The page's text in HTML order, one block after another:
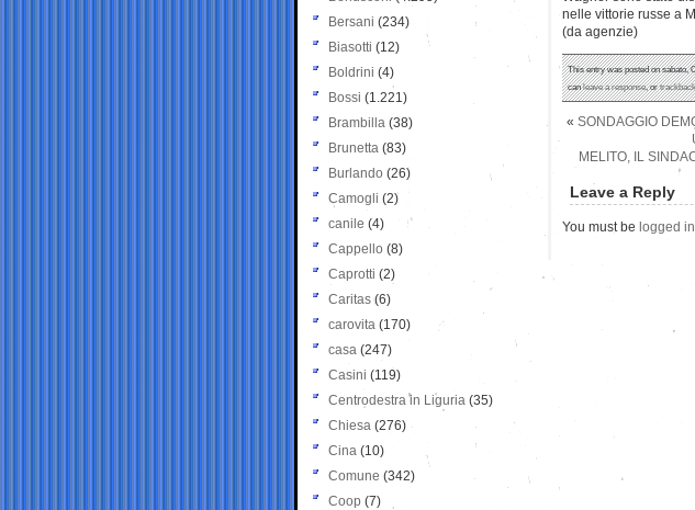
nelle vittorie russe a
(da agenzie)
This entry was posted on sabato,
canleave a response, ortrackback
« SONDAGGIO
MELITO, IL
Leave a Reply
You must be logged in
Bersani (234)
Biasotti (12)
Boldrini (4)
Bossi (1.221)
Brambilla (38)
Brunetta (83)
Burlando (26)
Camogli (2)
canile (4)
Cappello (8)
Caprotti (2)
Caritas (6)
carovita (170)
casa (247)
Casini (119)
Centrodestra in Liguria (35)
Chiesa (276)
Cina (10)
Comune (342)
Coop (7)